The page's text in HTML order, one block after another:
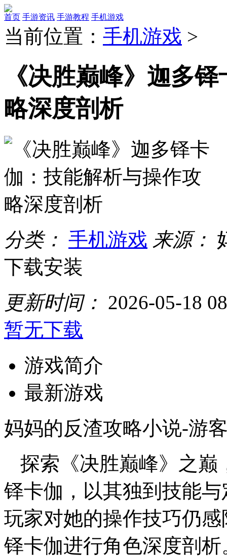
首页 手游资讯 手游教程 手机游戏
当前位置： 手机游戏 >
《决胜巅峰》迦多
略深度剖析
分类： 手机游戏 来源：
下载安装
更新时间： 2026-05-18
暂无下载
游戏简介
最新游戏
妈妈的反渣攻略小说-游
探索《决胜巅峰》之巅
铎卡伽，以其独到技能
玩家对她的操作技巧仍
铎卡伽进行角色深度剖析